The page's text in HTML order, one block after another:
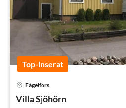
Top-Inserat
Fågelfors
Villa Sjöhörn